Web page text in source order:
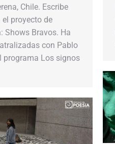
Chile. Escribe
proyecto de
Shows Bravos. Ha
con Pablo
programa Los signos